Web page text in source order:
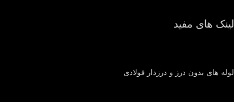
لینک های مفید
لوله های بدون درز و درزدار فولادی